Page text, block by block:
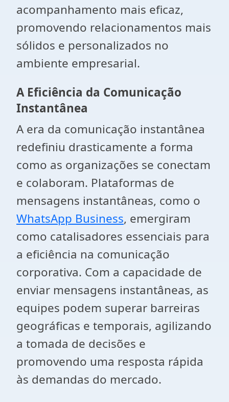
acompanhamento mais eficaz,
promovendo relacionamentos mais
sólidos e personalizados no
ambiente empresarial.
A Eficiência da Comunicação
Instantânea
A era da comunicação instantânea
redefiniu drasticamente a forma
como as organizações se conectam
e colaboram. Plataformas de
mensagens instantâneas, como o
WhatsApp Business, emergiram
como catalisadores essenciais para
a eficiência na comunicação
corporativa. Com a capacidade de
enviar mensagens instantâneas, as
equipes podem superar barreiras
geográficas e temporais, agilizando
a tomada de decisões e
promovendo uma resposta rápida
às demandas do mercado.